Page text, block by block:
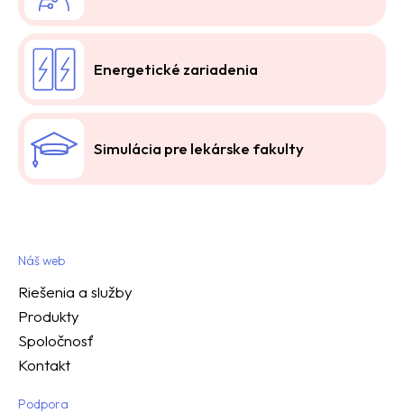
Energetické zariadenia
Simulácia pre lekárske fakulty
Náš web
Riešenia a služby
Produkty
Spoločnosť
Kontakt
Podpora